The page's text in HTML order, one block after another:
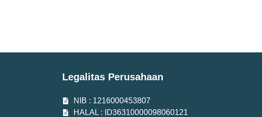
Legalitas Perusahaan
NIB : 1216000453807
HALAL : ID36310000098060121